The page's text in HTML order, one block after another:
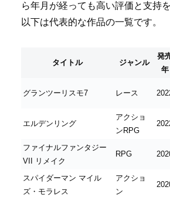
ら年月が経っても高い評価と支持
以下は代表的な作品の一覧です。
タイトル ジャンル
発
年
グランツーリスモ7 レース
エルデンリング
アクショ
ンRPG
ファイナルファンタジー
VII リメイク
RPG
スパイダーマン マイル
ズ・モラレス
アクショ
ン